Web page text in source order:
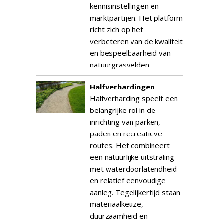
kennisinstellingen en
marktpartijen. Het platform
richt zich op het
verbeteren van de kwaliteit
en bespeelbaarheid van
natuurgrasvelden.
Halfverhardingen
Halfverharding speelt een
belangrijke rol in de
inrichting van parken,
paden en recreatieve
routes. Het combineert
een natuurlijke uitstraling
met waterdoorlatendheid
en relatief eenvoudige
aanleg. Tegelijkertijd staan
materiaalkeuze,
duurzaamheid en